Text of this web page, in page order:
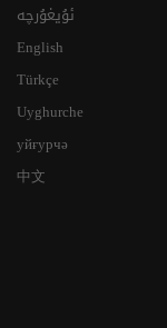
ئۇيغۇرچە
English
Türkçe
Uyghurche
уйғурчә
中文